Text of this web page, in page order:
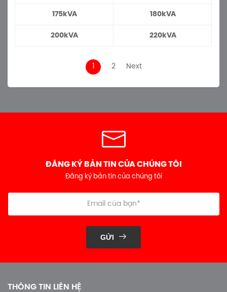
175kVA 180kVA
200kVA 220kVA
1 2 Next
ĐĂNG KÝ BẢN TIN CỦA CHÚNG TÔI
Đăng ký bản tin của chúng tôi
GỬI
THÔNG TIN LIÊN HỆ